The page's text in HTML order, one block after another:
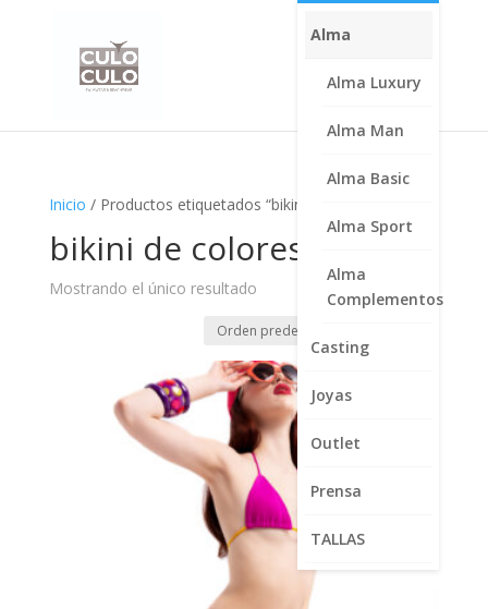
Alma
Alma Luxury
Alma Man
Alma Basic
Alma Sport
Alma
Complementos
Casting
Joyas
Outlet
Prensa
TALLAS
Inicio / Productos etiquetados “bikini de colores”
bikini de colores
Mostrando el único resultado